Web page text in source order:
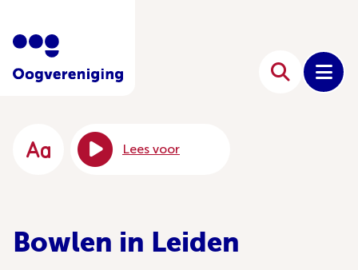
Lees voor
Bowlen in Leiden